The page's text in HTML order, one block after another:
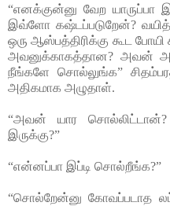
“எனக்குன்னு வேற யாருப்பா
இவ்ளோ கஷ்டப்படுறேன்?
ஒரு ஆஸ்பத்திரிக்கு கூட
அவனுக்காகத்தான? அவன்
நீங்களே சொல்லுங்க”
அதிகமாக அழுதாள்.
“அவன் யார
இருக்கு?”
“என்னப்பா இப்டி சொல்றீங்க?”
“சொல்றேன்னு கோவப்படாத